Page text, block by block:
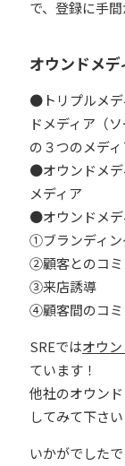
で、登録に手
オウンドメ
●トリプルメデ
ドメディア（
の３つのメデ
●オウンドメデ
メディア
●オウンドメデ
①ブランディン
②顧客とのコミ
③来店誘導
④顧客間のコミ
SREではオウ
ています！
他社のオウン
してみて下さい
いかがでした